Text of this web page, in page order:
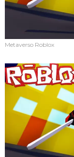
Metaverso Roblox